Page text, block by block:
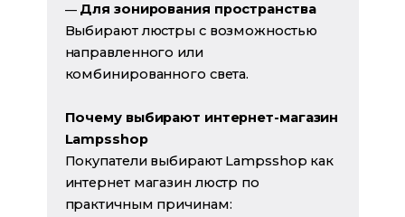
— Для зонирования пространства
Выбирают люстры с возможностью
направленного или
комбинированного света.
Почему выбирают интернет-магазин
Lampsshop
Покупатели выбирают Lampsshop как
интернет магазин люстр по
практичным причинам: